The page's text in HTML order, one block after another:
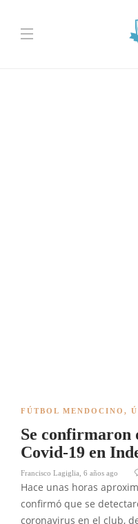
FÚTBOL MENDOCINO ,
Se confirmaron
Covid-19 en
Francisco Lagiglia 6 años ago
Hace unas horas
confirmó que se
coronavirus en el club,